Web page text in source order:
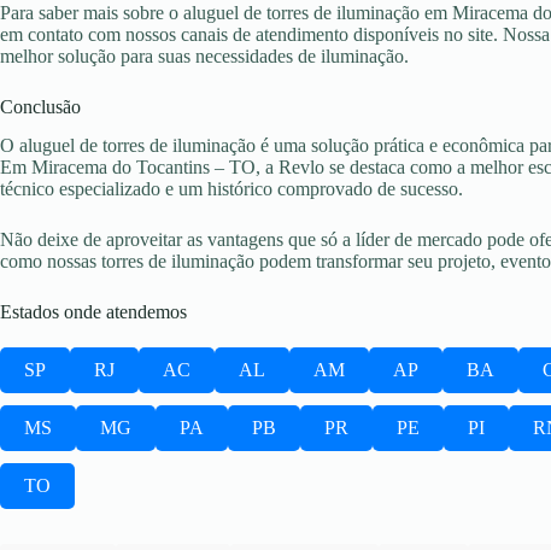
Para saber mais sobre o aluguel de torres de iluminação em Miracema
em contato com nossos canais de atendimento disponíveis no site.
melhor solução para suas necessidades de iluminação.
Conclusão
O aluguel de torres de iluminação é uma solução prática e econômica
Em Miracema do Tocantins – TO, a Revlo se destaca como a melhor
técnico especializado e um histórico comprovado de sucesso.
Não deixe de aproveitar as vantagens que só a líder de mercado pode
como nossas torres de iluminação podem transformar seu projeto,
Estados onde atendemos
SP RJ AC AL AM AP BA
MS MG PA PB PR PE PI
TO